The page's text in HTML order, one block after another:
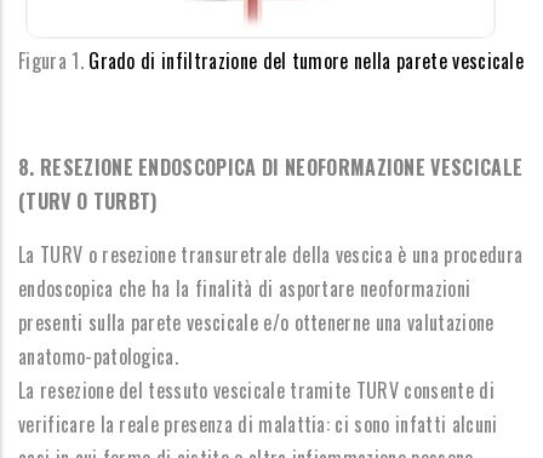
Figura 1. Grado di infiltrazione del tumore nella parete vescicale
8. RESEZIONE ENDOSCOPICA DI NEOFORMAZIONE VESCICALE
(TURV O TURBT)
La TURV o resezione transuretrale della vescica è una procedura
endoscopica che ha la finalità di asportare neoformazioni
presenti sulla parete vescicale e/o ottenerne una valutazione
anatomo-patologica.
La resezione del tessuto vescicale tramite TURV consente di
verificare la reale presenza di malattia: ci sono infatti alcuni